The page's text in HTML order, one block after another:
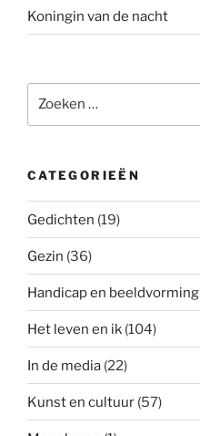
Koningin van de nacht
naar:
CATEGORIEËN
Gedichten (19)
Gezin (36)
Handicap en beeldvorming
Het leven en ik (104)
In de media (22)
Kunst en cultuur (57)